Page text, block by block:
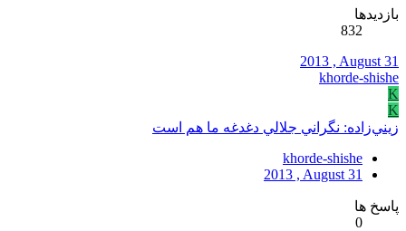
بازدیدها
832
2013 , August 31
khorde-shishe
K
K
زيني‌زاده: نگراني جلالي دغدغه ما هم است
khorde-shishe
2013 , August 31
پاسخ ها
0